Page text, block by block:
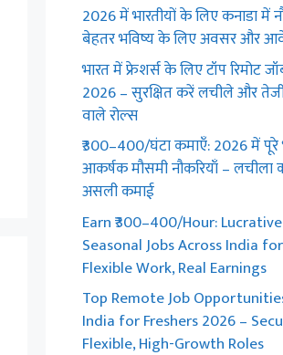
2026 में भारतीयों के लिए कनाडा में
बेहतर भविष्य के लिए अवसर और
भारत में फ्रेशर्स के लिए टॉप रिमोट
2026 – सुरक्षित करें लचीले और
वाले रोल्स
₹300–400/घंटा कमाएँ: 2026 में पूरे
आकर्षक मौसमी नौकरियाँ – लचीला
असली कमाई
Earn ₹300–400/Hour: Lucrative
Seasonal Jobs Across India
Flexible Work, Real Earnings
Top Remote Job
India for Freshers 2026 –
Flexible, High-Growth Roles